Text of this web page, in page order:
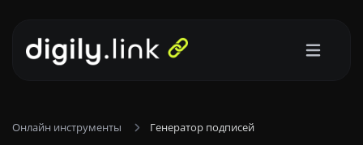
Онлайн инструменты Генератор подписей